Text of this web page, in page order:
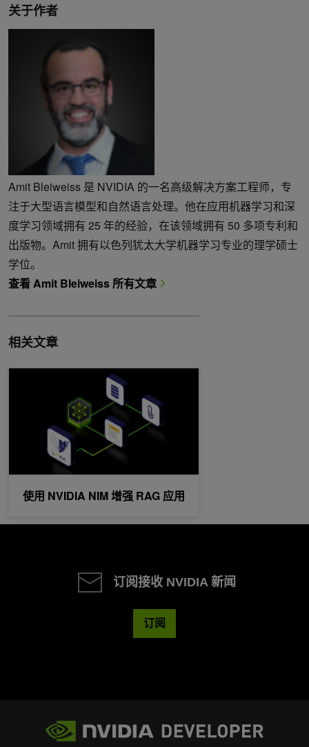
关于作者
Amit Bleiweiss 是 NVIDIA 的一名高级解决方案工程师，专
注于大型语言模型和自然语言处理。他在应用机器学习和深
度学习领域拥有 25 年的经验，在该领域拥有 50 多项专利和
出版物。Amit 拥有以色列犹太大学机器学习专业的理学硕士
学位。
查看 Amit Bleiweiss 所有文章
相关文章
使用 NVIDIA NIM 增强 RAG 应用
使用 NVIDIA NIM 增强 RAG 应用
订阅接收 NVIDIA 新闻
订阅